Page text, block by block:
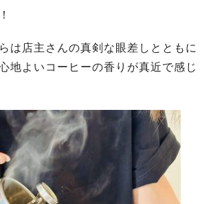
は店主さんの真剣な眼差しとともに
地よいコーヒーの香りが真近で感じ